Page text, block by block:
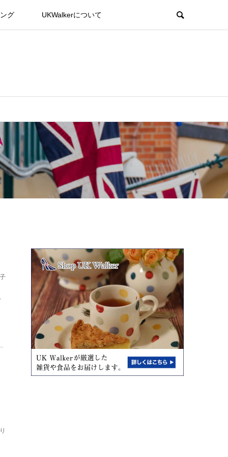
グ UKWalkerについて